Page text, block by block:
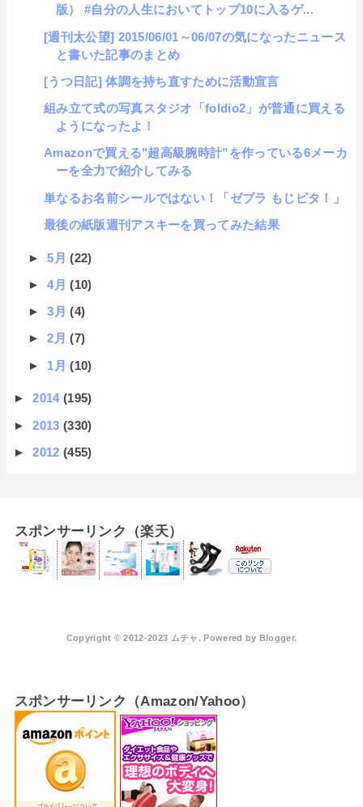
版） #自分の人生においてトップ10に入るゲ...
[週刊太公望] 2015/06/01～06/07の気になったニュース
と書いた記事のまとめ
[うつ日記] 体調を持ち直すために活動宣言
組み立て式の写真スタジオ「foldio2」が普通に買える
ようになったよ！
Amazonで買える"超高級腕時計”を作っている6メーカ
ーを全力で紹介してみる
単なるお名前シールではない！「ゼブラ もじピタ！」
最後の紙版週刊アスキーを買ってみた結果
►5月(22)
►4月(10)
►3月(4)
►2月(7)
► 1月(10)
►2014(195)
►2013(330)
►2012(455)
スポンサーリンク（楽天）
Copyright © 2012-2023 ムチャ. Powered by Blogger.
スポンサーリンク（Amazon/Yahoo）